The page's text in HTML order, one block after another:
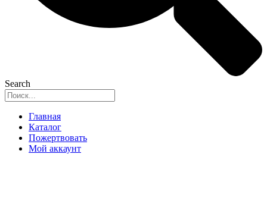
Search
Главная
Каталог
Пожертвовать
Мой аккаунт